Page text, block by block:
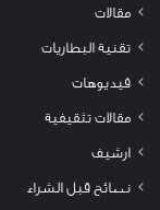
مقالات
تقنية البطاريات
فيديوهات
مقالات تثقيفية
ارشيف
نصائح قبل الشراء